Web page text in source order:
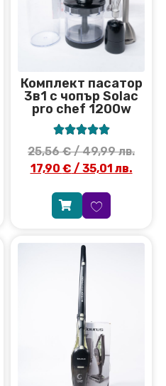
Комплект пасатор
3в1 с чопър Solac
pro chef 1200w

25,56€/ 49,99 лв.
17,90 € / 35,01 лв.